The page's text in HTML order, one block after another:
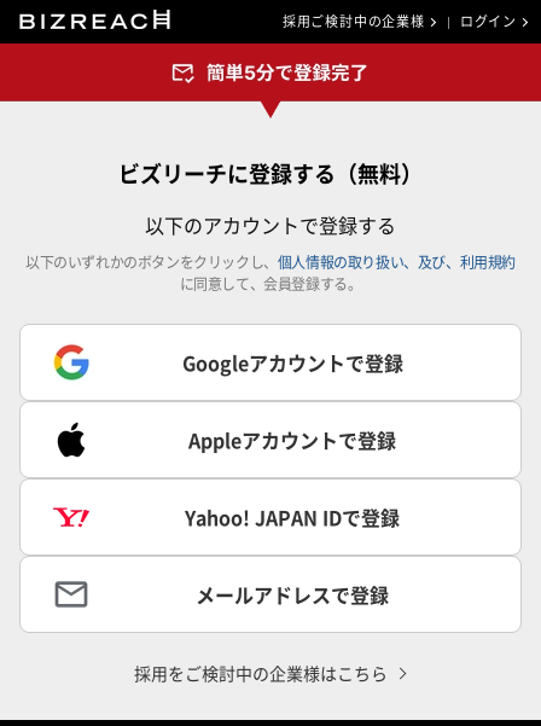
採用ご検討中の企業様 ログイン
ビズリーチに登録する（無料）
以下のアカウントで登録する
以下のいずれかのボタンをクリックし、 個人情報の取り扱い、及び、利用規約
に同意して、会員登録する。
Googleアカウントで登録
Appleアカウントで登録
Yahoo! JAPAN IDで登録
メールアドレスで登録
採用をご検討中の企業様はこちら